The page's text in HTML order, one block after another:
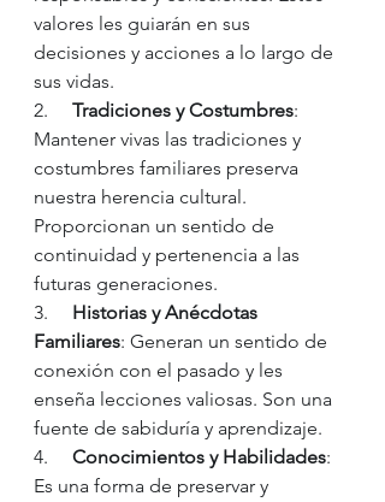
valores les guiarán en sus
decisiones y acciones a lo largo de
sus vidas.
2. Tradiciones y Costumbres:
Mantener vivas las tradiciones y
costumbres familiares preserva
nuestra herencia cultural.
Proporcionan un sentido de
continuidad y pertenencia a las
futuras generaciones.
3. Historias y Anécdotas
Familiares: Generan un sentido de
conexión con el pasado y les
enseña lecciones valiosas. Son una
fuente de sabiduría y aprendizaje.
4. Conocimientos y Habilidades:
Es una forma de preservar y